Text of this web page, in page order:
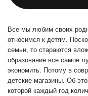
Все мы любим своих
относимся к детям.
семьи, то стараются
образование все самое
экономить. Потому в
детские магазины. Об
которой каждый год